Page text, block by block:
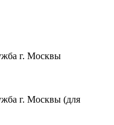
г. Москвы
г. Москвы (для